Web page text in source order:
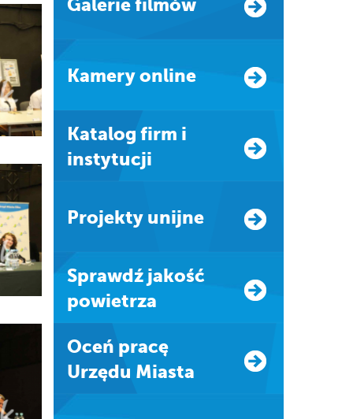
Galerie filmów
Kamery online
Katalog firm i
instytucji
Projekty unijne
Sprawdź jakość
powietrza
Oceń pracę
Urzędu Miasta